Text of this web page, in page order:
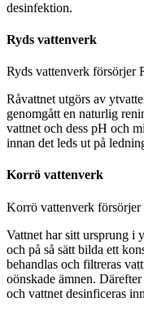
desinfektion.
Ryds vattenverk
Ryds vattenverk försörjer
Råvattnet utgörs av
genomgått en naturlig
vattnet och dess pH och
innan det leds ut på
Korrö vattenverk
Korrö vattenverk
Vattnet har sitt ursprung i
och på så sätt bilda ett
behandlas och filtreras
oönskade ämnen.
och vattnet desinficeras